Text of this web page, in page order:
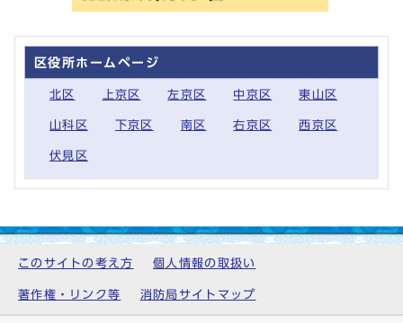
区役所ホームページ
北区 上京区 左京区 中京区 東山区
山科区 下京区 南区 右京区 西京区
伏見区
このサイトの考え方 個人情報の取扱い
著作権・リンク等 消防局サイトマップ